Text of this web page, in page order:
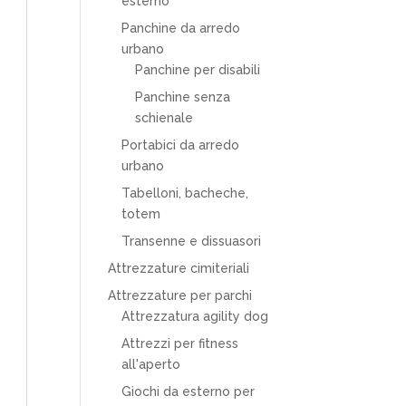
Panchine da arredo
urbano
Panchine per disabili
Panchine senza
schienale
Portabici da arredo
urbano
Tabelloni, bacheche,
totem
Transenne e dissuasori
Attrezzature cimiteriali
Attrezzature per parchi
Attrezzatura agility dog
Attrezzi per fitness
all'aperto
Giochi da esterno per